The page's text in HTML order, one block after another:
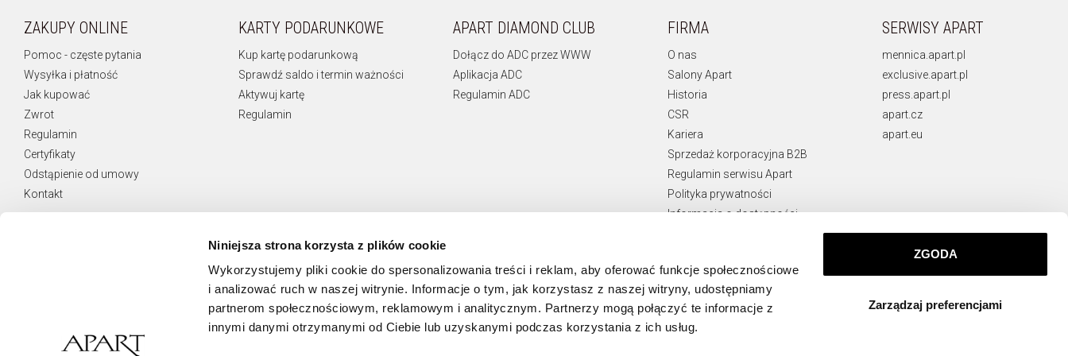
Niniejsza strona korzysta z plików cookie
Wykorzystujemy pliki cookie do spersonalizowania treści i reklam, aby oferować funkcje społecznościowe
i analizować ruch w naszej witrynie. Informacje o tym, jak korzystasz z naszej witryny, udostępniamy
partnerom społecznościowym, reklamowym i analitycznym. Partnerzy mogą połączyć te informacje z
innymi danymi otrzymanymi od Ciebie lub uzyskanymi podczas korzystania z ich usług.
ZGODA
Zarządzaj preferencjami
ZAKUPY ONLINE
Pomoc - częste pytania
Wysyłka i płatność
Jak kupować
Zwrot
Regulamin
Certyfikaty
Odstąpienie od umowy
Kontakt
KARTY PODARUNKOWE
Kup kartę podarunkową
Sprawdź saldo i termin ważności
Aktywuj kartę
Regulamin
APART DIAMOND CLUB
Dołącz do ADC przez WWW
Aplikacja ADC
Regulamin ADC
FIRMA
O nas
Salony Apart
Historia
CSR
Kariera
Sprzedaż korporacyjna B2B
Regulamin serwisu Apart
Polityka prywatności
Informacja o dostępności
SERWISY APART
mennica.apart.pl
exclusive.apart.pl
press.apart.pl
apart.cz
apart.eu
Zamawiam usługę Newsletter i wyrażam zgodę
na świadczenie jej na podstawie
KONTAKT
info@apart.pl